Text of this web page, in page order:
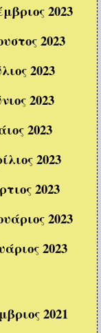
2023
2023
2023
2023
2023
2023
2023
2023
2023
2021